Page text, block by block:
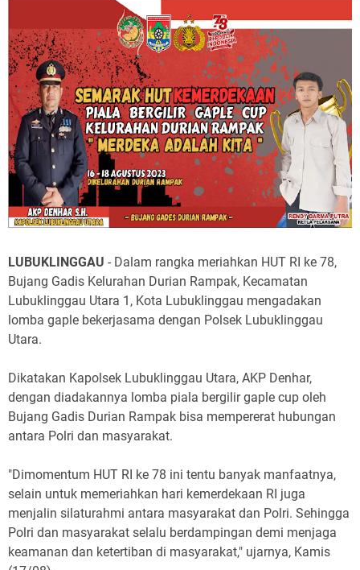
LUBUKLINGGAU - Dalam rangka meriahkan HUT RI ke 78,
Bujang Gadis Kelurahan Durian Rampak, Kecamatan
Lubuklinggau Utara 1, Kota Lubuklinggau mengadakan
lomba gaple bekerjasama dengan Polsek Lubuklinggau
Utara.
Dikatakan Kapolsek Lubuklinggau Utara, AKP Denhar,
dengan diadakannya lomba piala bergilir gaple cup oleh
Bujang Gadis Durian Rampak bisa mempererat hubungan
antara Polri dan masyarakat.
"Dimomentum HUT RI ke 78 ini tentu banyak manfaatnya,
selain untuk memeriahkan hari kemerdekaan RI juga
menjalin silaturahmi antara masyarakat dan Polri. Sehingga
Polri dan masyarakat selalu berdampingan demi menjaga
keamanan dan ketertiban di masyarakat," ujarnya, Kamis